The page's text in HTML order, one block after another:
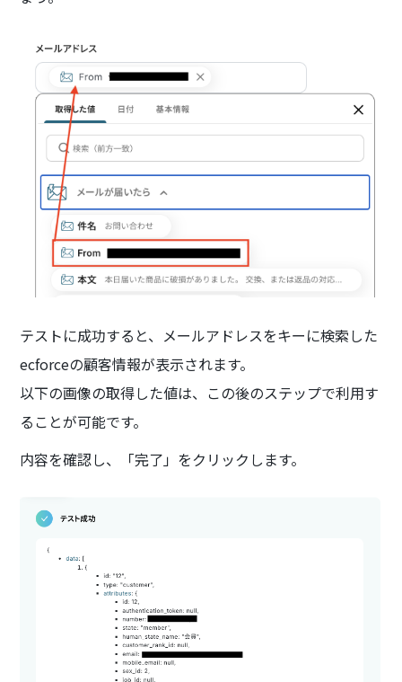
テストに成功すると、メールアドレスをキーに検索した
ecforceの顧客情報が表示されます。
以下の画像の取得した値は、この後のステップで利用す
ることが可能です。
内容を確認し、「完了」をクリックします。